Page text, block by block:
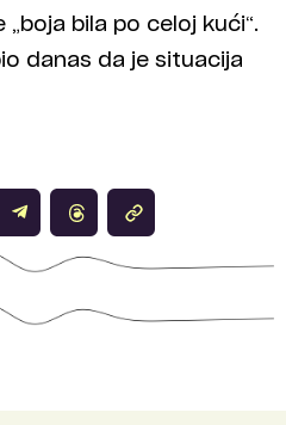
bila po celoj kući“.
danas da je situacija